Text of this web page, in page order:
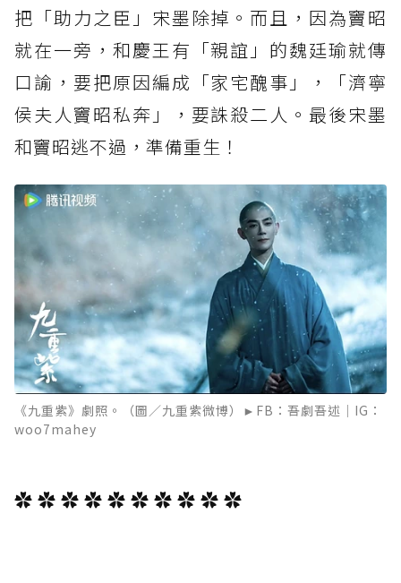
把「助力之臣」宋墨除掉。而且，因為竇昭
就在一旁，和慶王有「親誼」的魏廷瑜就傳
口諭，要把原因編成「家宅醜事」，「濟寧
侯夫人竇昭私奔」，要誅殺二人。最後宋墨
和竇昭逃不過，準備重生！⁡
《九重紫》劇照。（圖／九重紫微博）►FB：吾劇吾述｜IG：
woo7mahey
✿ ✿ ✿ ✿ ✿ ✿ ✿ ✿ ✿ ✿